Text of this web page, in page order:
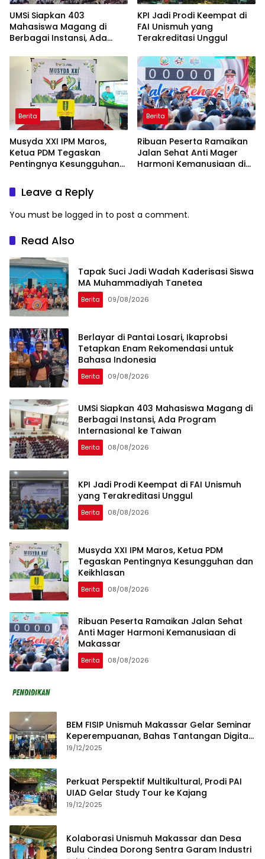
UMSi Siapkan 403
Mahasiswa Magang di
Berbagai Instansi, Ada
Taiwan
KPI Jadi Prodi Keempat di
FAI Unismuh yang
Terakreditasi Unggul
Berita
Musyda XXI IPM Maros,
Ketua PDM Tegaskan
Pentingnya Kesungguhan
Berita
Ribuan Peserta Ramaikan
Jalan Sehat Anti Mager
Harmoni Kemanusiaan di
Leave a Reply
You must be logged in to post a comment.
Read Also
Tapak Suci Jadi Wadah Kaderisasi Siswa
MA Muhammadiyah Tanetea
Berita 09/08/2026
Berlayar di Pantai Losari, Ikaprobsi
Tetapkan Enam Rekomendasi untuk
Bahasa Indonesia
Berita 09/08/2026
UMSi Siapkan 403 Mahasiswa Magang di
Berbagai Instansi, Ada Program
Internasional ke Taiwan
Berita 08/08/2026
KPI Jadi Prodi Keempat di FAI Unismuh
yang Terakreditasi Unggul
Berita 08/08/2026
Musyda XXI IPM Maros, Ketua PDM
Tegaskan Pentingnya Kesungguhan dan
Keikhlasan
Berita 08/08/2026
Ribuan Peserta Ramaikan Jalan Sehat
Anti Mager Harmoni Kemanusiaan di
Makassar
Berita 08/08/2026
BEM FISIP Unismuh Makassar Gelar Seminar
Keperempuanan, Bahas Tantangan Digital
dan Budaya Lokal
19/12/2025
Perkuat Perspektif Multikultural, Prodi PAI
UIAD Gelar Study Tour ke Kajang
19/12/2025
Kolaborasi Unismuh Makassar dan Desa
Bulu Cindea Dorong Sentra Garam Industri